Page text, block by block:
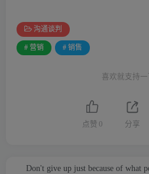
沟通谈判
# 营销 # 销售
喜欢就支持一
点赞 0 分享
Don't give up just because of what